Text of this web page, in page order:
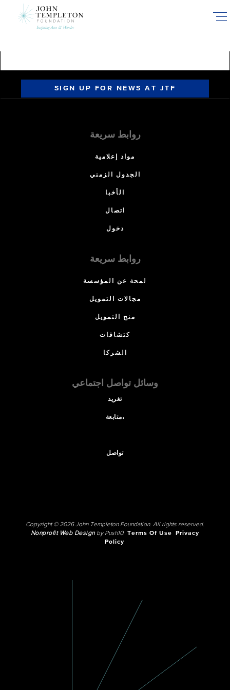
SIGN UP FOR NEWS AT JTF
روابط سريعة
مواد إعلامية
الجدول الزمني
الأخبا
اتصال
دخول
روابط سريعة
لمحة عن المؤسسة
مجالات التمويل
منح التمويل
كتشافات
الشركا
وسائل تواصل اجتماعي
تغريد
متابعة،
تواصل
Copyright © 2026 John Templeton Foundation. All rights reserved.
Nonprofit Web Designby Push10. Terms Of Use
Privacy
Policy